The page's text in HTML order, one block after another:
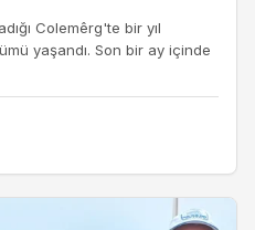
Colemêrg'te bir yıl
yaşandı. Son bir ay içinde